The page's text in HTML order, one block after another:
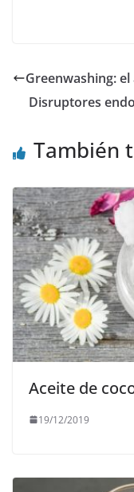
Greenwashing:
Disruptores
También
Aceite de
19/12/2019